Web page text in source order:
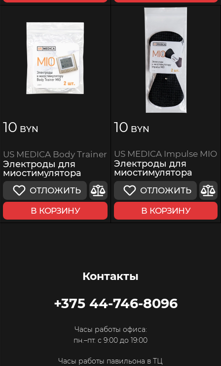
10 BYN
US MEDICA Body Trainer
Электроды для
миостимулятора
ОТЛОЖИТЬ
В КОРЗИНУ
10 BYN
US MEDICA Impulse MIO
Электроды для
миостимулятора
ОТЛОЖИТЬ
В КОРЗИНУ
Контакты
+375 44-746-8096
Часы работы офиса:
пн.–пт. с 9:00 до 19:00
Часы работы павильона в ТЦ